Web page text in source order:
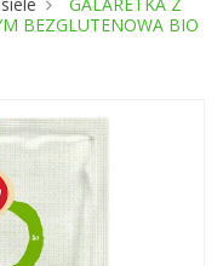
BEZGLUTENOWA BIO